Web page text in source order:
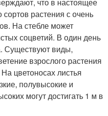
растения с очень
На стебле может
соцветий. В один день
Существуют виды,
взрослого растения
цветоносах листья
полувысокие и
могут достигать 1 м в